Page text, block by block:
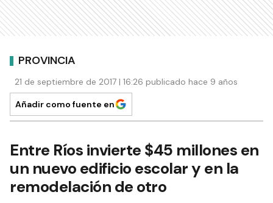
PROVINCIA
21 de septiembre de 2017 | 16:26 publicado hace 9 años
Añadir como fuente en
Entre Ríos invierte $45 millones en
un nuevo edificio escolar y en la
remodelación de otro